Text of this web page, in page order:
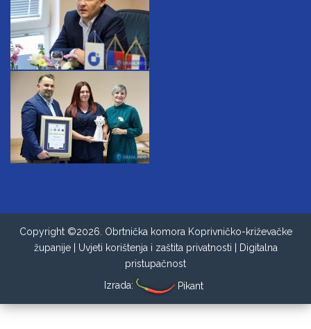
Copyright ©2026. Obrtnička komora Koprivničko-križevačke
županije | Uvjeti korištenja i zaštita privatnosti
Digitalna
pristupačnost
Izrada:
Pikant